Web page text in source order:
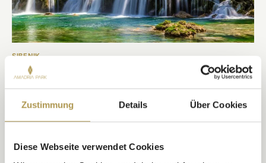
Zustimmung Details Über Cookies
Diese Webseite verwendet Cookies
SIBENIK
KRKA NATIONALPARK
Ein Aufenthalt in Šibenik ist nicht komplett ohne einen Besuch im
spektakulären Krka Nationalpark.